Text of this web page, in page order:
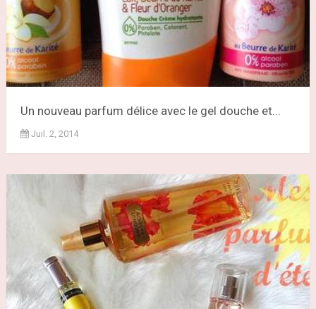
Un nouveau parfum délice avec le gel douche et...
Juil. 2, 2014